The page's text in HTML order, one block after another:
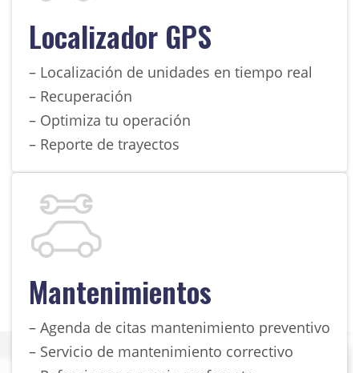
Localizador GPS
– Localización de unidades en tiempo real
– Recuperación
– Optimiza tu operación
– Reporte de trayectos
Mantenimientos
– Agenda de citas mantenimiento preventivo
– Servicio de mantenimiento correctivo